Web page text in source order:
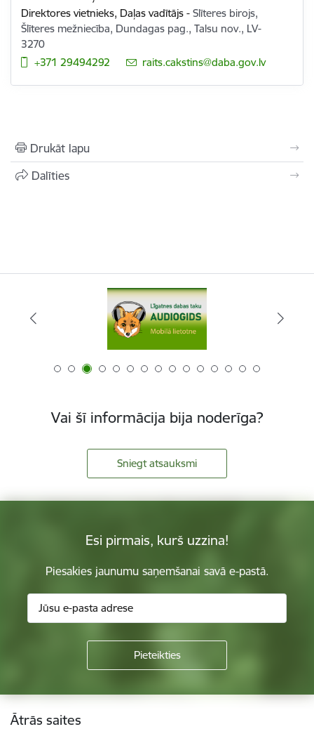
Direktores vietnieks, Daļas vadītājs -Slīteres birojs,
Šlīteres mežniecība, Dundagas pag., Talsu nov., LV-
3270
+371 29494292
E-pasts:
raits.cakstins@daba.gov.lv
Drukāt lapu
Dalīties
Vai šī informācija bija noderīga?
Sniegt atsauksmi
Esi pirmais, kurš uzzina!
Piesakies jaunumu saņemšanai savā e-pastā.
Kājene
Ātrās saites